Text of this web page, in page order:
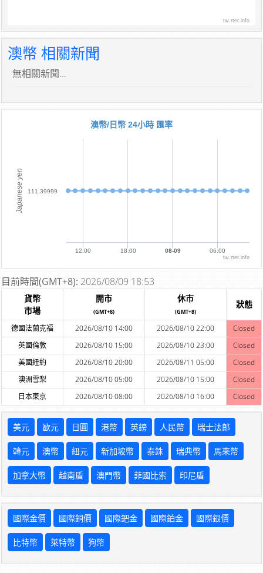
tw.rter.info
澳幣 相關新聞
無相關新聞...
Japanese yen
澳幣/日幣 24小時 匯率
12:00 18:00 08-09 06:00
111.39999
tw.rter.info
目前時間(GMT+8): 2026/08/09 18:53
貨幣
市場
開市
(GMT+8)
休市
(GMT+8)
狀態
德國法蘭克福 2026/08/10 14:00 2026/08/10 22:00
Closed
英國倫敦
2026/08/10 15:00 2026/08/10 23:00
Closed
美國紐約
2026/08/10 20:00 2026/08/11 05:00
Closed
澳洲雪梨
2026/08/10 05:00 2026/08/10 15:00
Closed
日本東京
2026/08/10 08:00 2026/08/10 16:00 Closed
美元 歐元 日圓 港幣 英鎊 人民幣 瑞士法郎
韓元 澳幣 紐元 新加坡幣 泰銖 瑞典幣 馬來幣
加拿大幣 越南盾 澳門幣 菲國比索 印尼盾
國際金價 國際銅價 國際鈀金 國際鉑金 國際銀價
比特幣 萊特幣 狗幣